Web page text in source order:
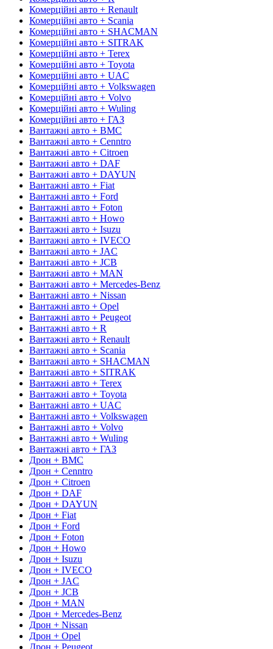
Комерційні авто + Renault
Комерційні авто + Scania
Комерційні авто + SHACMAN
Комерційні авто + SITRAK
Комерційні авто + Terex
Комерційні авто + Toyota
Комерційні авто + UAC
Комерційні авто + Volkswagen
Комерційні авто + Volvo
Комерційні авто + Wuling
Комерційні авто + ГАЗ
Вантажні авто + BMC
Вантажні авто + Cenntro
Вантажні авто + Citroen
Вантажні авто + DAF
Вантажні авто + DAYUN
Вантажні авто + Fiat
Вантажні авто + Ford
Вантажні авто + Foton
Вантажні авто + Howo
Вантажні авто + Isuzu
Вантажні авто + IVECO
Вантажні авто + JAC
Вантажні авто + JCB
Вантажні авто + MAN
Вантажні авто + Mercedes-Benz
Вантажні авто + Nissan
Вантажні авто + Opel
Вантажні авто + Peugeot
Вантажні авто + R
Вантажні авто + Renault
Вантажні авто + Scania
Вантажні авто + SHACMAN
Вантажні авто + SITRAK
Вантажні авто + Terex
Вантажні авто + Toyota
Вантажні авто + UAC
Вантажні авто + Volkswagen
Вантажні авто + Volvo
Вантажні авто + Wuling
Вантажні авто + ГАЗ
Дрон + BMC
Дрон + Cenntro
Дрон + Citroen
Дрон + DAF
Дрон + DAYUN
Дрон + Fiat
Дрон + Ford
Дрон + Foton
Дрон + Howo
Дрон + Isuzu
Дрон + IVECO
Дрон + JAC
Дрон + JCB
Дрон + MAN
Дрон + Mercedes-Benz
Дрон + Nissan
Дрон + Opel
Дрон + Peugeot